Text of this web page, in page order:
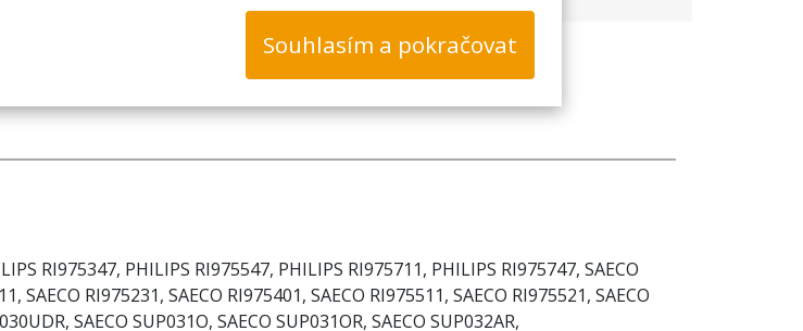
Souhlasím a pokračovat
RI975347, PHILIPS RI975547, PHILIPS RI975711, PHILIPS RI975747, SAECO
SAECO RI975231, SAECO RI975401, SAECO RI975511, SAECO RI975521, SAECO
SAECO SUP031O, SAECO SUP031OR, SAECO SUP032AR,